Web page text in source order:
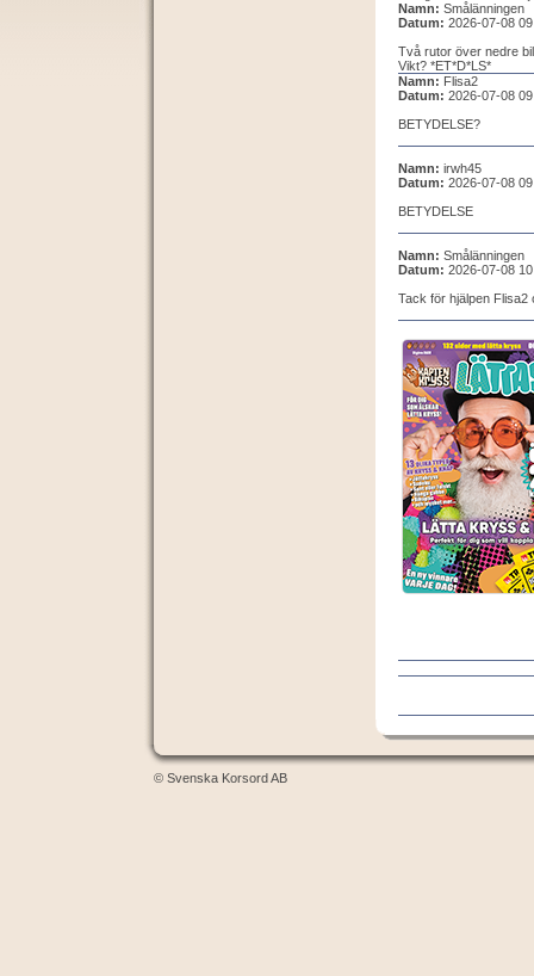
Namn: Smålänningen
Datum: 2026-07-08
Två rutor över nedre
Vikt? *ET*D*LS*
Namn: Flisa2
Datum: 2026-07-08
BETYDELSE?
Namn: irwh45
Datum: 2026-07-08
BETYDELSE
Namn: Smålänningen
Datum: 2026-07-08
Tack för hjälpen Flisa2
© Svenska Korsord AB